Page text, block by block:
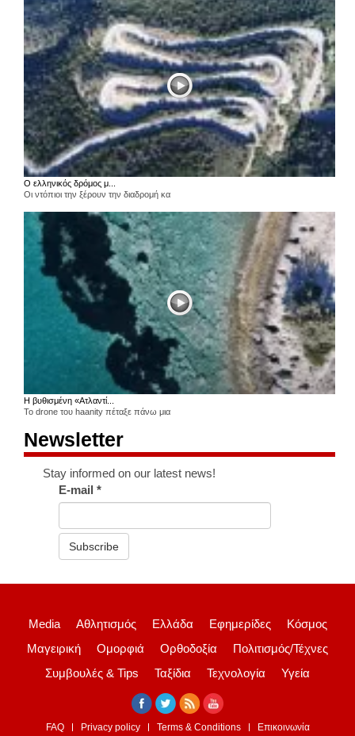
Ο ελληνικός δρόμος μ...
Οι ντόπιοι την ξέρουν την διαδρομή κα
Η βυθισμένη «Ατλαντί...
Το drone του haanity πέταξε πάνω μια
Newsletter
Stay informed on our latest news!
E-mail*
Subscribe
Media Αθλητισμός Ελλάδα Εφημερίδες
Κόσμος
Μαγειρική
Ομορφιά Ορθοδοξία
Πολιτισμός/Τέχνες
Συμβουλές & Tips
Ταξίδια Τεχνολογία Υγεία
FAQ Privacy policy Terms & Conditions Επικοινωνία